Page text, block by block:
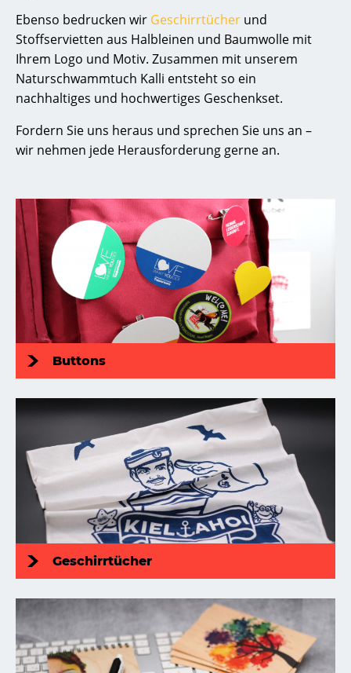
Ebenso bedrucken wir Geschirrtücher und
Stoffservietten aus Halbleinen und Baumwolle mit
Ihrem Logo und Motiv. Zusammen mit unserem
Naturschwammtuch Kalli entsteht so ein
nachhaltiges und hochwertiges Geschenkset.
Fordern Sie uns heraus und sprechen Sie uns an –
wir nehmen jede Herausforderung gerne an.
Buttons
Geschirrtücher